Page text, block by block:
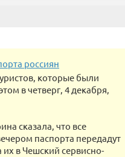
россиян
которые были
в четверг, 4 декабря,
сказала, что все
паспорта передадут
в Чешский сервисно-